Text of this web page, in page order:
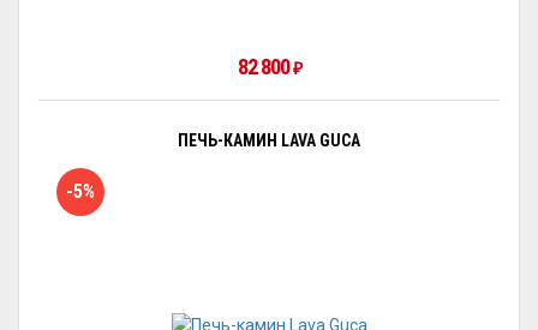
82 800 ₽
ПЕЧЬ-КАМИН LAVA GUCA
-5%